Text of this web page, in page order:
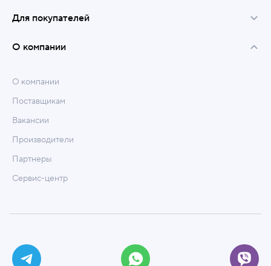
Для покупателей
О компании
О компании
Поставщикам
Вакансии
Производители
Партнеры
Сервис-центр